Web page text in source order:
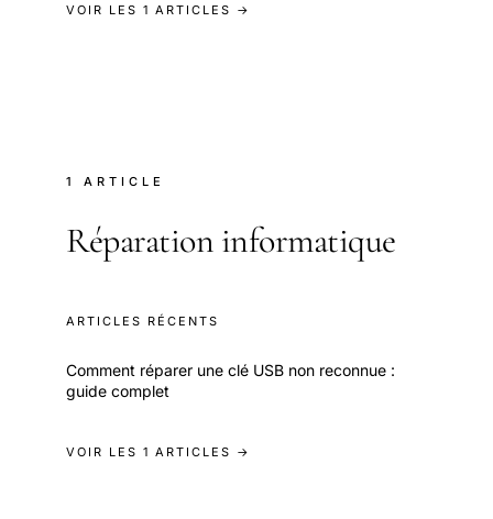
VOIR LES 1 ARTICLES →
1 ARTICLE
Réparation informatique
ARTICLES RÉCENTS
Comment réparer une clé USB non reconnue :
guide complet
VOIR LES 1 ARTICLES →